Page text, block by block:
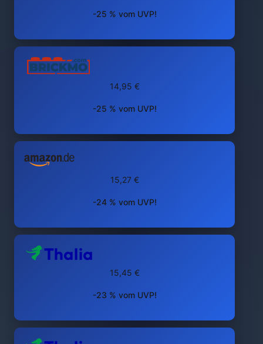
-25 % vom UVP!
14,95 €
-25 % vom UVP!
15,27 €
-24 % vom UVP!
15,45 €
-23 % vom UVP!